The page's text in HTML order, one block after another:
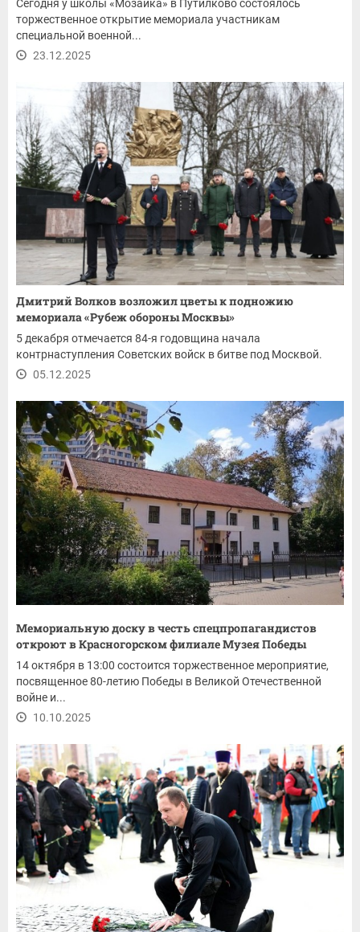
Сегодня у школы «Мозаика» в Путилково состоялось
торжественное открытие мемориала участникам
специальной военной...
23.12.2025
Дмитрий Волков возложил цветы к подножию
мемориала «Рубеж обороны Москвы»
5 декабря отмечается 84-я годовщина начала
контрнаступления Советских войск в битве под Москвой.
05.12.2025
Мемориальную доску в честь спецпропагандистов
откроют в Красногорском филиале Музея Победы
14 октября в 13:00 состоится торжественное мероприятие,
посвященное 80-летию Победы в Великой Отечественной
войне и...
10.10.2025